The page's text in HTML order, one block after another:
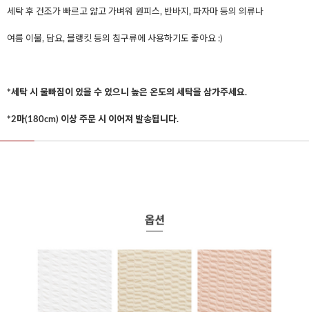
세탁 후 건조가 빠르고 얇고 가벼워 원피스, 반바지, 파자마 등의 의류나
여름 이불, 담요, 블랭킷 등의 침구류에 사용하기도 좋아요 :)
*세탁 시 물빠짐이 있을 수 있으니 높은 온도의 세탁을 삼가주세요.
*2마(180cm) 이상 주문 시 이어져 발송됩니다.